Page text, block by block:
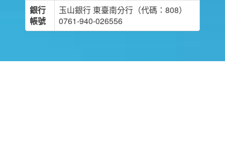
銀行
帳號
玉山銀行 東臺南分行（代碼：808）
0761-940-026556